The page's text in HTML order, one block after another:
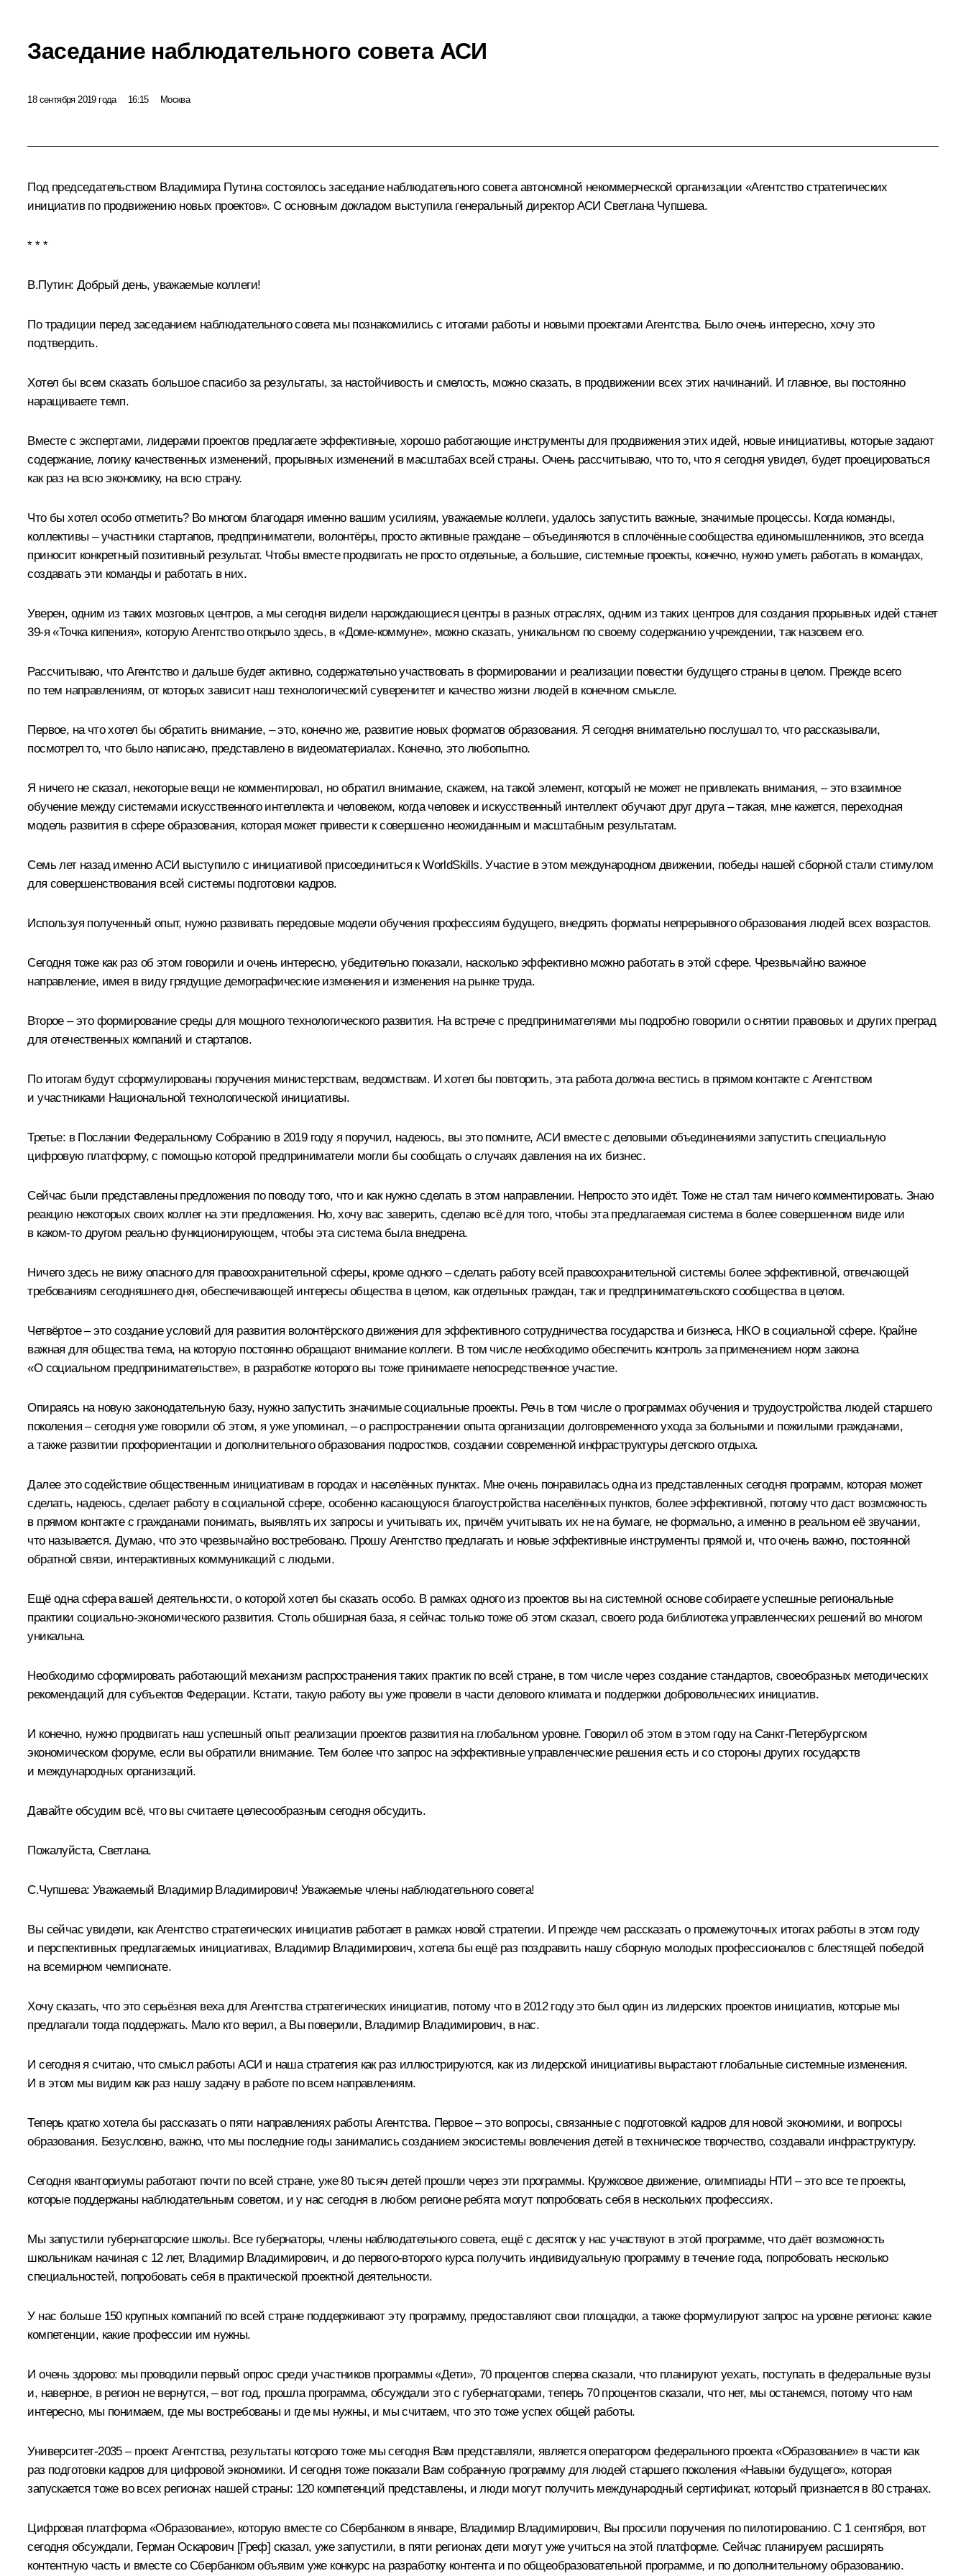
Заседание наблюдательного совета АСИ
18 сентября 2019 года 16:15 Москва
Под председательством Владимира Путина состоялось заседание наблюдательного совета автономной некоммерческой организации «Агентство стратегических
инициатив по продвижению новых проектов». С основным докладом выступила генеральный директор АСИСветлана Чупшева.
* * *
В.Путин: Добрый день, уважаемые коллеги!
По традиции перед заседанием наблюдательного совета мы познакомились с итогами работы и новыми проектами Агентства. Было очень интересно, хочу это
подтвердить.
Хотел бы всем сказать большое спасибо за результаты, за настойчивость и смелость, можно сказать, в продвижении всех этих начинаний. И главное, вы постоянно
наращиваете темп.
Вместе с экспертами, лидерами проектов предлагаете эффективные, хорошо работающие инструменты для продвижения этих идей, новые инициативы, которые задают
содержание, логику качественных изменений, прорывных изменений в масштабах всей страны. Очень рассчитываю, что то, что я сегодня увидел, будет проецироваться
как раз на всю экономику, на всю страну.
Что бы хотел особо отметить? Во многом благодаря именно вашим усилиям, уважаемые коллеги, удалось запустить важные, значимые процессы. Когда команды,
коллективы – участники стартапов, предприниматели, волонтёры, просто активные граждане – объединяются в сплочённые сообщества единомышленников, это всегда
приносит конкретный позитивный результат. Чтобы вместе продвигать не просто отдельные, а большие, системные проекты, конечно, нужно уметь работать в командах,
создавать эти команды и работать в них.
Уверен, одним из таких мозговых центров, а мы сегодня видели нарождающиеся центры в разных отраслях, одним из таких центров для создания прорывных идей станет
39‑я «Точка кипения», которую Агентство открыло здесь, в «Доме-коммуне», можно сказать, уникальном по своему содержанию учреждении, так назовем его.
Рассчитываю, что Агентство и дальше будет активно, содержательно участвовать в формировании и реализации повестки будущего страны в целом. Прежде всего
по тем направлениям, от которых зависит наш технологический суверенитет и качество жизни людей в конечном смысле.
Первое, на что хотел бы обратить внимание, – это, конечно же, развитие новых форматов образования. Я сегодня внимательно послушал то, что рассказывали,
посмотрел то, что было написано, представлено в видеоматериалах. Конечно, это любопытно.
Я ничего не сказал, некоторые вещи не комментировал, но обратил внимание, скажем, на такой элемент, который не может не привлекать внимания, – это взаимное
обучение между системами искусственного интеллекта и человеком, когда человек и искусственный интеллект обучают друг друга – такая, мне кажется, переходная
модель развития в сфере образования, которая может привести к совершенно неожиданным и масштабным результатам.
Семь лет назад именно АСИ выступило с инициативой присоединиться к WorldSkills. Участие в этом международном движении, победы нашей сборной стали стимулом
для совершенствования всей системы подготовки кадров.
Используя полученный опыт, нужно развивать передовые модели обучения профессиям будущего, внедрять форматы непрерывного образования людей всех возрастов.
Сегодня тоже как раз об этом говорили и очень интересно, убедительно показали, насколько эффективно можно работать в этой сфере. Чрезвычайно важное
направление, имея в виду грядущие демографические изменения и изменения на рынке труда.
Второе – это формирование среды для мощного технологического развития. На встрече с предпринимателями мы подробно говорили о снятии правовых и других преград
для отечественных компаний и стартапов.
По итогам будут сформулированы поручения министерствам, ведомствам. И хотел бы повторить, эта работа должна вестись в прямом контакте с Агентством
и участниками Национальной технологической инициативы.
Третье: в Послании Федеральному Собранию в 2019 году я поручил, надеюсь, вы это помните, АСИ вместе с деловыми объединениями запустить специальную
цифровую платформу, с помощью которой предприниматели могли бы сообщать о случаях давления на их бизнес.
Сейчас были представлены предложения по поводу того, что и как нужно сделать в этом направлении. Непросто это идёт. Тоже не стал там ничего комментировать. Знаю
реакцию некоторых своих коллег на эти предложения. Но, хочу вас заверить, сделаю всё для того, чтобы эта предлагаемая система в более совершенном виде или
в каком‑то другом реально функционирующем, чтобы эта система была внедрена.
Ничего здесь не вижу опасного для правоохранительной сферы, кроме одного – сделать работу всей правоохранительной системы более эффективной, отвечающей
требованиям сегодняшнего дня, обеспечивающей интересы общества в целом, как отдельных граждан, так и предпринимательского сообщества в целом.
Четвёртое – это создание условий для развития волонтёрского движения для эффективного сотрудничества государства и бизнеса, НКО в социальной сфере. Крайне
важная для общества тема, на которую постоянно обращают внимание коллеги. В том числе необходимо обеспечить контроль за применением норм закона
«О социальном предпринимательстве», в разработке которого вы тоже принимаете непосредственное участие.
Опираясь на новую законодательную базу, нужно запустить значимые социальные проекты. Речь в том числе о программах обучения и трудоустройства людей старшего
поколения – сегодня уже говорили об этом, я уже упоминал, – о распространении опыта организации долговременного ухода за больными и пожилыми гражданами,
а также развитии профориентации и дополнительного образования подростков, создании современной инфраструктуры детского отдыха.
Далее это содействие общественным инициативам в городах и населённых пунктах. Мне очень понравилась одна из представленных сегодня программ, которая может
сделать, надеюсь, сделает работу в социальной сфере, особенно касающуюся благоустройства населённых пунктов, более эффективной, потому что даст возможность
в прямом контакте с гражданами понимать, выявлять их запросы и учитывать их, причём учитывать их не на бумаге, не формально, а именно в реальном её звучании,
что называется. Думаю, что это чрезвычайно востребовано. Прошу Агентство предлагать и новые эффективные инструменты прямой и, что очень важно, постоянной
обратной связи, интерактивных коммуникаций с людьми.
Ещё одна сфера вашей деятельности, о которой хотел бы сказать особо. В рамках одного из проектов вы на системной основе собираете успешные региональные
практики социально-экономического развития. Столь обширная база, я сейчас только тоже об этом сказал, своего рода библиотека управленческих решений во многом
уникальна.
Необходимо сформировать работающий механизм распространения таких практик по всей стране, в том числе через создание стандартов, своеобразных методических
рекомендаций для субъектов Федерации. Кстати, такую работу вы уже провели в части делового климата и поддержки добровольческих инициатив.
И конечно, нужно продвигать наш успешный опыт реализации проектов развития на глобальном уровне. Говорил об этом в этом году на Санкт‑Петербургском
экономическом форуме, если вы обратили внимание. Тем более что запрос на эффективные управленческие решения есть и со стороны других государств
и международных организаций.
Давайте обсудим всё, что вы считаете целесообразным сегодня обсудить.
Пожалуйста, Светлана.
С.Чупшева: Уважаемый Владимир Владимирович! Уважаемые члены наблюдательного совета!
Вы сейчас увидели, как Агентство стратегических инициатив работает в рамках новой стратегии. И прежде чем рассказать о промежуточных итогах работы в этом году
и перспективных предлагаемых инициативах, Владимир Владимирович, хотела бы ещё раз поздравить нашу сборную молодых профессионалов с блестящей победой
на всемирном чемпионате.
Хочу сказать, что это серьёзная веха для Агентства стратегических инициатив, потому что в 2012 году это был один из лидерских проектов инициатив, которые мы
предлагали тогда поддержать. Мало кто верил, а Вы поверили, Владимир Владимирович, в нас.
И сегодня я считаю, что смысл работы АСИ и наша стратегия как раз иллюстрируются, как из лидерской инициативы вырастают глобальные системные изменения.
И в этом мы видим как раз нашу задачу в работе по всем направлениям.
Теперь кратко хотела бы рассказать о пяти направлениях работы Агентства. Первое – это вопросы, связанные с подготовкой кадров для новой экономики, и вопросы
образования. Безусловно, важно, что мы последние годы занимались созданием экосистемы вовлечения детей в техническое творчество, создавали инфраструктуру.
Сегодня кванториумы работают почти по всей стране, уже 80 тысяч детей прошли через эти программы. Кружковое движение, олимпиады НТИ – это все те проекты,
которые поддержаны наблюдательным советом, и у нас сегодня в любом регионе ребята могут попробовать себя в нескольких профессиях.
Мы запустили губернаторские школы. Все губернаторы, члены наблюдательного совета, ещё с десяток у нас участвуют в этой программе, что даёт возможность
школьникам начиная с 12 лет, Владимир Владимирович, и до первого-второго курса получить индивидуальную программу в течение года, попробовать несколько
специальностей, попробовать себя в практической проектной деятельности.
У нас больше 150 крупных компаний по всей стране поддерживают эту программу, предоставляют свои площадки, а также формулируют запрос на уровне региона: какие
компетенции, какие профессии им нужны.
И очень здорово: мы проводили первый опрос среди участников программы «Дети», 70 процентов сперва сказали, что планируют уехать, поступать в федеральные вузы
и, наверное, в регион не вернутся, – вот год, прошла программа, обсуждали это с губернаторами, теперь 70 процентов сказали, что нет, мы останемся, потому что нам
интересно, мы понимаем, где мы востребованы и где мы нужны, и мы считаем, что это тоже успех общей работы.
Университет-2035 – проект Агентства, результаты которого тоже мы сегодня Вам представляли, является оператором федерального проекта «Образование» в части как
раз подготовки кадров для цифровой экономики. И сегодня тоже показали Вам собранную программу для людей старшего поколения «Навыки будущего», которая
запускается тоже во всех регионах нашей страны: 120 компетенций представлены, и люди могут получить международный сертификат, который признается в 80 странах.
Цифровая платформа «Образование», которую вместе со Сбербанком в январе, Владимир Владимирович, Вы просили поручения по пилотированию. С 1 сентября, вот
сегодня обсуждали, Герман Оскарович [Греф] сказал, уже запустили, в пяти регионах дети могут уже учиться на этой платформе. Сейчас планируем расширять
контентную часть и вместе со Сбербанком объявим уже конкурс на разработку контента и по общеобразовательной программе, и по дополнительному образованию.